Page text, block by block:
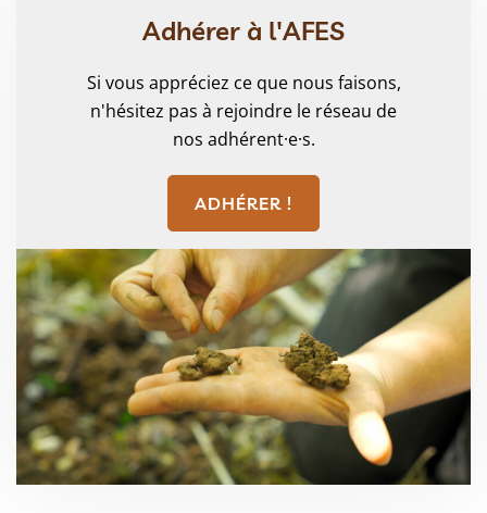
Adhérer à l'AFES
Si vous appréciez ce que nous faisons,
n'hésitez pas à rejoindre le réseau de
nos adhérent·e·s.
ADHÉRER !